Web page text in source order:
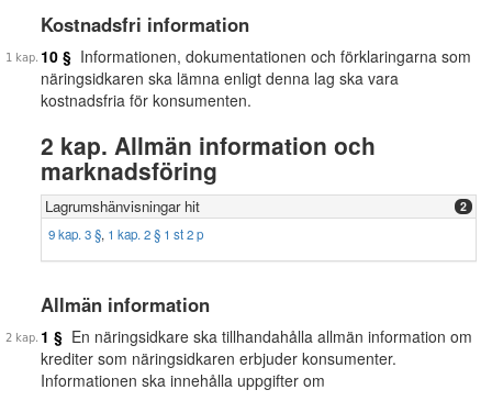
Kostnadsfri information
10 § Informationen, dokumentationen och förklaringarna som
näringsidkaren ska lämna enligt denna lag ska vara
kostnadsfria för konsumenten.
2 kap. Allmän information och
marknadsföring
Lagrumshänvisningar hit 2
9 kap. 3 §, 1 kap. 2 § 1 st 2 p
Allmän information
1 § En näringsidkare ska tillhandahålla allmän information om
krediter som näringsidkaren erbjuder konsumenter.
Informationen ska innehålla uppgifter om